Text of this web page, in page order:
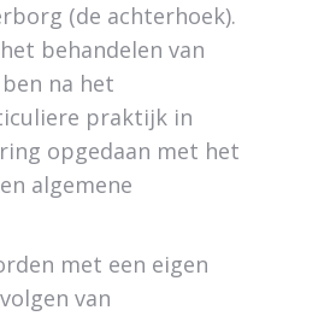
(de achterhoek).
behandelen van
na het
praktijk in
opgedaan met het
algemene
met een eigen
van